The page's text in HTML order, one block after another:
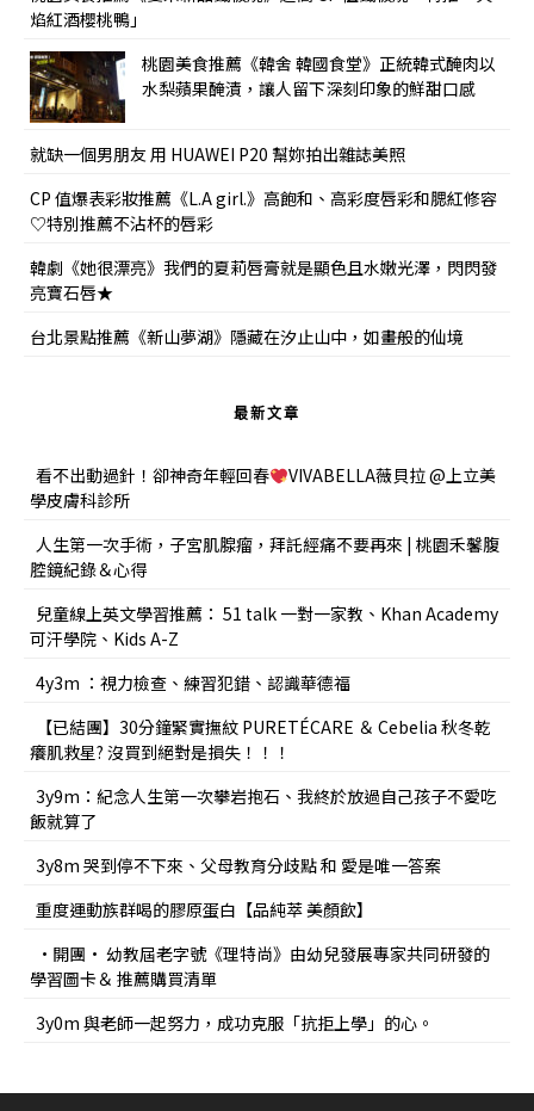
焰紅酒櫻桃鴨」
桃園美食推薦《韓舍 韓國食堂》正統韓式醃肉以
水梨蘋果醃漬，讓人留下深刻印象的鮮甜口感
就缺一個男朋友 用 HUAWEI P20 幫妳拍出雜誌美照
CP 值爆表彩妝推薦《L.A girl.》高飽和、高彩度唇彩和腮紅修容
♡特別推薦不沾杯的唇彩
韓劇《她很漂亮》我們的夏莉唇膏就是顯色且水嫩光澤，閃閃發
亮寶石唇★
台北景點推薦《新山夢湖》隱藏在汐止山中，如畫般的仙境
最新文章
看不出動過針！卻神奇年輕回春
VIVABELLA薇貝拉 @上立美
學皮膚科診所
人生第一次手術，子宮肌腺瘤，拜託經痛不要再來 | 桃園禾馨腹
腔鏡紀錄＆心得
兒童線上英文學習推薦： 51 talk 一對一家教、Khan Academy
可汗學院、Kids A-Z
4y3m ：視力檢查、練習犯錯、認識華德福
【已結團】30分鐘緊實撫紋 PURETÉCARE ＆ Cebelia 秋冬乾
癢肌救星? 沒買到絕對是損失！！！
3y9m：紀念人生第一次攀岩抱石、我終於放過自己孩子不愛吃
飯就算了
3y8m 哭到停不下來、父母教育分歧點 和 愛是唯一答案
重度運動族群喝的膠原蛋白【品純萃 美顏飲】
•開團• 幼教屆老字號《理特尚》由幼兒發展專家共同研發的
學習圖卡＆ 推薦購買清單
3y0m 與老師一起努力，成功克服「抗拒上學」的心。